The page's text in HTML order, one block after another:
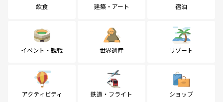
飲食 建築・アート 宿泊
イベント・観戦 世界遺産 リゾート
アクティビティ 鉄道・フライト ショップ